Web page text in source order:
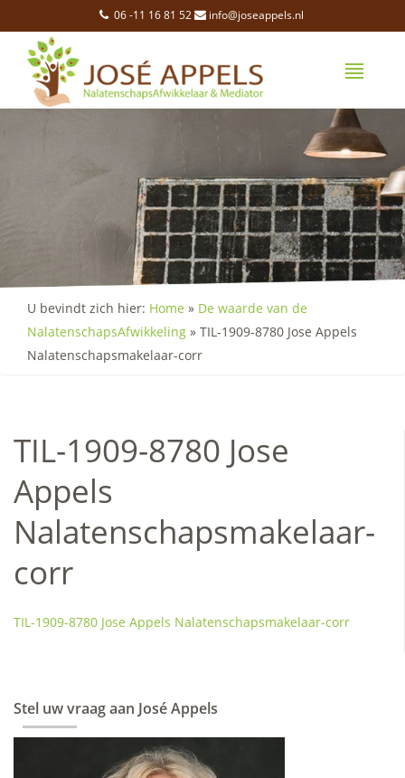
06 -11 16 81 52 info@joseappels.nl
U bevindt zich hier: Home » De waarde van de
NalatenschapsAfwikkeling » TIL-1909-8780 Jose Appels
Nalatenschapsmakelaar-corr
TIL-1909-8780 Jose
Appels
Nalatenschapsmakelaar-
corr
TIL-1909-8780 Jose Appels Nalatenschapsmakelaar-corr
Stel uw vraag aan José Appels